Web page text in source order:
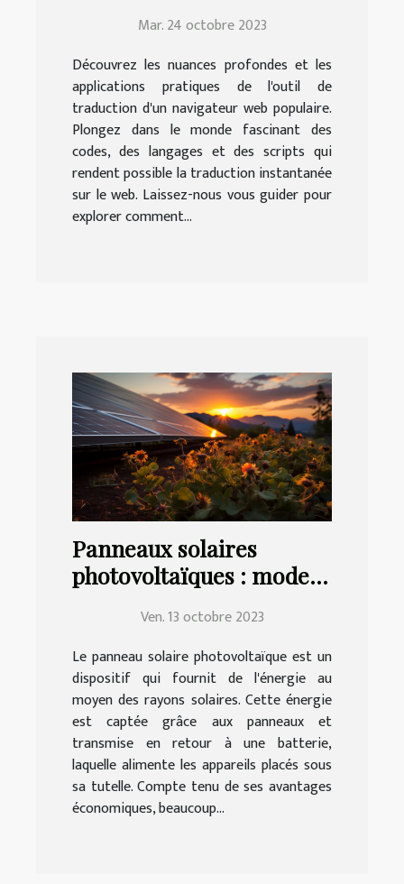
Chrome | Education.fr
Mar. 24 octobre 2023
Découvrez les nuances profondes et les
applications pratiques de l'outil de
traduction d'un navigateur web populaire.
Plongez dans le monde fascinant des
codes, des langages et des scripts qui
rendent possible la traduction instantanée
sur le web. Laissez-nous vous guider pour
explorer comment...
Panneaux solaires
photovoltaïques : mode
d'entretienVen. 13 octobre 2023
Le panneau solaire photovoltaïque est un
dispositif qui fournit de l'énergie au
moyen des rayons solaires. Cette énergie
est captée grâce aux panneaux et
transmise en retour à une batterie,
laquelle alimente les appareils placés sous
sa tutelle. Compte tenu de ses avantages
économiques, beaucoup...